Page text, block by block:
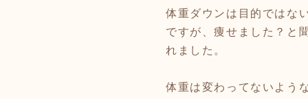
体重ダウンは目的ではな
ですが、痩せました？と
れました。
体重は変わってないよう